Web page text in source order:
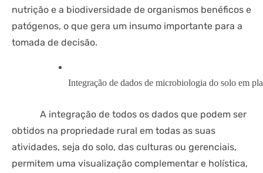
nutrição e a biodiversidade de organismos benéficos e
patógenos, o que gera um insumo importante para a
tomada de decisão.
Integração de dados de microbiologia do solo em
A integração de todos os dados que podem ser
obtidos na propriedade rural em todas as suas
atividades, seja do solo, das culturas ou gerenciais,
permitem uma visualização complementar e holística,